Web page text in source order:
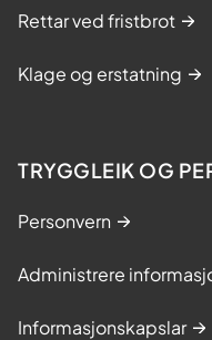
Rettar ved fristbrot
Klage og erstatning
TRYGGLEIK OG
Personvern
Administrere
Informasjonskapslar